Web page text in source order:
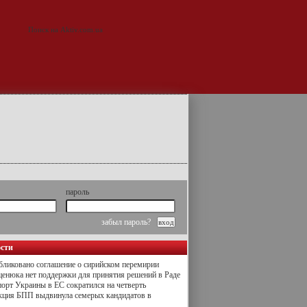
пароль
забыл пароль?
соглашение о сирийском перемирии
нет поддержки для принятия решений в Раде
Украины в ЕС сократился на четверть
БПП выдвинула семерых кандидатов в